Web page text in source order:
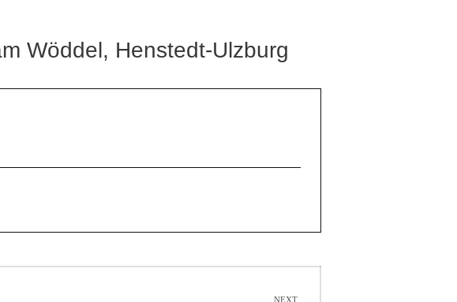
Wöddel, Henstedt-Ulzburg
NEXT